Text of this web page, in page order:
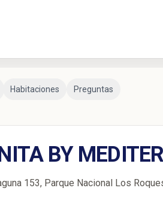
Habitaciones Preguntas
BY
153, Parque Nacional Los